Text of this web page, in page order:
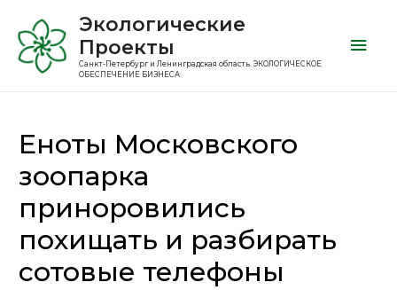
Экологические
Проекты
Санкт-Петербург и Ленинградская область. ЭКОЛОГИЧЕСКОЕ
ОБЕСПЕЧЕНИЕ БИЗНЕСА
Еноты Московского
зоопарка
приноровились
похищать и разбирать
сотовые телефоны